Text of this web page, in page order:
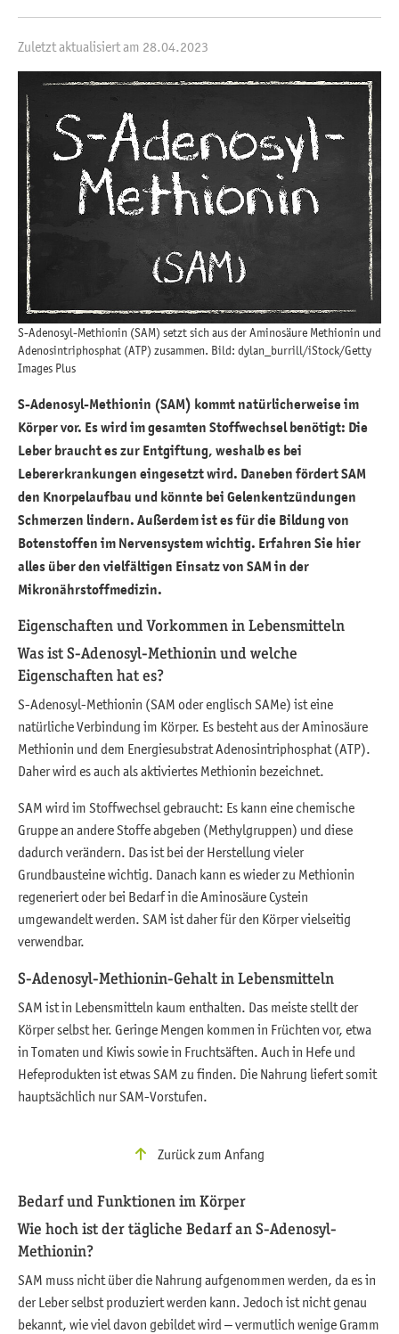
Zuletzt aktualisiert am 28.04.2023
S-Adenosyl-Methionin (SAM) setzt sich aus der Aminosäure Methionin und
Adenosintriphosphat (ATP) zusammen. Bild: dylan_burrill/iStock/Getty
Images Plus
S-Adenosyl-Methionin (SAM) kommt natürlicherweise im
Körper vor. Es wird im gesamten Stoffwechsel benötigt: Die
Leber braucht es zur Entgiftung, weshalb es bei
Lebererkrankungen eingesetzt wird. Daneben fördert SAM
den Knorpelaufbau und könnte bei Gelenkentzündungen
Schmerzen lindern. Außerdem ist es für die Bildung von
Botenstoffen im Nervensystem wichtig. Erfahren Sie hier
alles über den vielfältigen Einsatz von SAM in der
Mikronährstoffmedizin.
Eigenschaften und Vorkommen in Lebensmitteln
Was ist S-Adenosyl-Methionin und welche
Eigenschaften hat es?
S-Adenosyl-Methionin (SAM oder englisch SAMe) ist eine
natürliche Verbindung im Körper. Es besteht aus der Aminosäure
Methionin und dem Energiesubstrat Adenosintriphosphat (ATP).
Daher wird es auch als aktiviertes Methionin bezeichnet.
SAM wird im Stoffwechsel gebraucht: Es kann eine chemische
Gruppe an andere Stoffe abgeben (Methylgruppen) und diese
dadurch verändern. Das ist bei der Herstellung vieler
Grundbausteine wichtig. Danach kann es wieder zu Methionin
regeneriert oder bei Bedarf in die Aminosäure Cystein
umgewandelt werden. SAM ist daher für den Körper vielseitig
verwendbar.
S-Adenosyl-Methionin-Gehalt in Lebensmitteln
SAM ist in Lebensmitteln kaum enthalten. Das meiste stellt der
Körper selbst her. Geringe Mengen kommen in Früchten vor, etwa
in Tomaten und Kiwis sowie in Fruchtsäften. Auch in Hefe und
Hefeprodukten ist etwas SAM zu finden. Die Nahrung liefert somit
hauptsächlich nur SAM-Vorstufen.
Zurück zum Anfang
Bedarf und Funktionen im Körper
Wie hoch ist der tägliche Bedarf an S-Adenosyl-
Methionin?
SAM muss nicht über die Nahrung aufgenommen werden, da es in
der Leber selbst produziert werden kann. Jedoch ist nicht genau
bekannt, wie viel davon gebildet wird – vermutlich wenige Gramm